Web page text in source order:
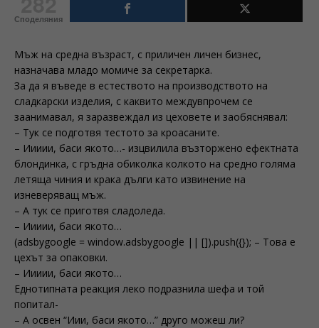
Споделяния
Мъж на средна възраст, с приличен личен бизнес,
назначава младо момиче за секретарка.
За да я въведе в естеството на производството на
сладкарски изделия, с каквито междувпрочем се
заанимавал, я заразвеждал из цеховете и заобяснявал:
– Тук се подготвя тестото за кроасаните.
– Иииии, баси якото…- изцвилила възторжено ефектната
блондинка, с гръдна обиколка колкото на средно голяма
летяща чиния и крака дълги като извинение на
изневеряващ мъж.
– А тук се приготвя сладоледа.
– Иииии, баси якото…
(adsbygoogle = window.adsbygoogle || []).push({}); – Това е
цехът за опаковки.
– Иииии, баси якото…
Еднотипната реакция леко подразнила шефа и той
попитал-
– А освен “Иии, баси якото…” друго можеш ли?